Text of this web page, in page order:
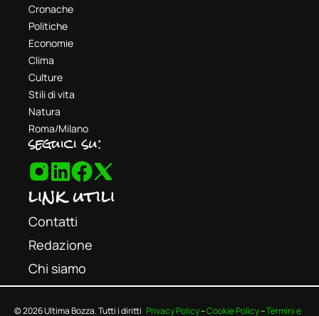
Cronache
Politiche
Economie
Clima
Culture
Stili di vita
Natura
Roma/Milano
seguici su:
link utili
Contatti
Redazione
Chi siamo
© 2026 Ultima Bozza. Tutti i diritti Privacy Policy–Cookie Policy–Termini e